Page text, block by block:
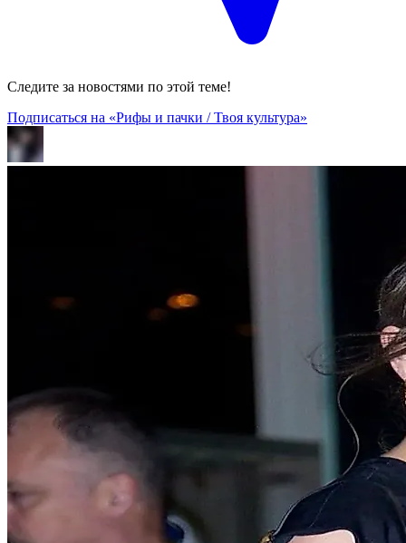
Следите за новостями по этой теме!
Подписаться на «Рифы и пачки / Твоя культура»